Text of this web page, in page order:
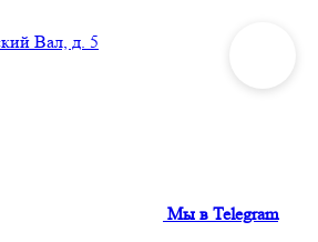
Вал, д. 5
Мы в Telegram